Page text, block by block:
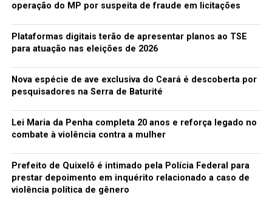
operação do MP por suspeita de fraude em licitações
Plataformas digitais terão de apresentar planos ao TSE
para atuação nas eleições de 2026
Nova espécie de ave exclusiva do Ceará é descoberta por
pesquisadores na Serra de Baturité
Lei Maria da Penha completa 20 anos e reforça legado no
combate à violência contra a mulher
Prefeito de Quixelô é intimado pela Polícia Federal para
prestar depoimento em inquérito relacionado a caso de
violência política de gênero